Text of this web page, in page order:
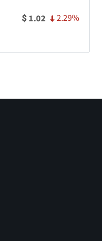
$ 1.02 2.29%